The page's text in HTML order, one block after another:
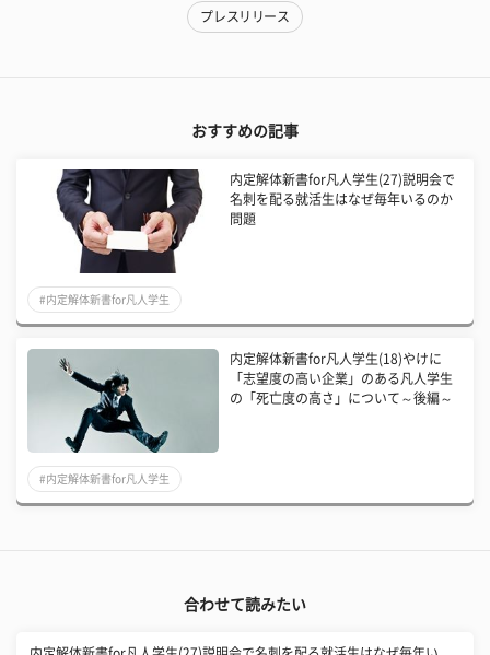
プレスリリース
おすすめの記事
内定解体新書for凡人学生(27)説明会で
名刺を配る就活生はなぜ毎年いるのか
問題
#内定解体新書for凡人学生
内定解体新書for凡人学生(18)やけに
「志望度の高い企業」のある凡人学生
の「死亡度の高さ」について～後編～
#内定解体新書for凡人学生
合わせて読みたい